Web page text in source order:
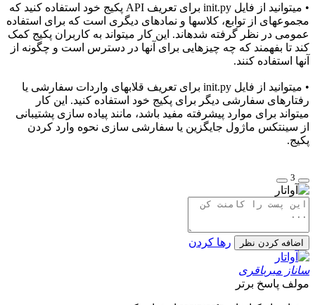
• میتوانید از فایل init.py برای تعریف API پکیج خود استفاده کنید که
مجموعهای از توابع، کلاسها و نمادهای دیگری است که برای استفاده
عمومی در نظر گرفته شدهاند. این کار میتواند به کاربران پکیج کمک
کند تا بفهمند که چه چیزهایی برای آنها در دسترس است و چگونه از
آنها استفاده کنند.
• میتوانید از فایل init.py برای تعریف قلابهای واردات سفارشی یا
رفتارهای سفارشی دیگر برای پکیج خود استفاده کنید. این کار
میتواند برای موارد پیشرفته مفید باشد، مانند پیاده سازی پشتیبانی
از سینتکس ماژول جایگزین یا سفارشی سازی نحوه وارد کردن
پکیج.
3
اضافه کردن نظر رها کردن
ساناز میرباقری
مولف پاسخ برتر